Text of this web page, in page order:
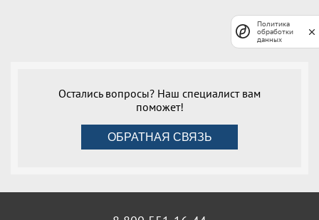
Остались вопросы? Наш специалист вам
поможет!
ОБРАТНАЯ СВЯЗЬ
Политика
обработки
данных